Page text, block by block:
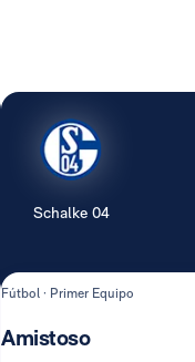
Schalke 04
Fútbol · Primer Equipo
Amistoso